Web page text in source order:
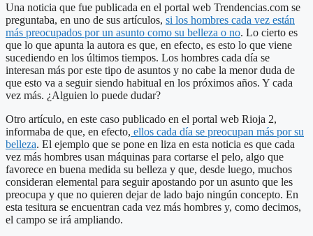
Una noticia que fue publicada en el portal web Trendencias.com se
preguntaba, en uno de sus artículos, si los hombres cada vez están
más preocupados por un asunto como su belleza o no. Lo cierto es
que lo que apunta la autora es que, en efecto, es esto lo que viene
sucediendo en los últimos tiempos. Los hombres cada día se
interesan más por este tipo de asuntos y no cabe la menor duda de
que esto va a seguir siendo habitual en los próximos años. Y cada
vez más. ¿Alguien lo puede dudar?
Otro artículo, en este caso publicado en el portal web Rioja 2,
informaba de que, en efecto, ellos cada día se preocupan más por su
belleza. El ejemplo que se pone en liza en esta noticia es que cada
vez más hombres usan máquinas para cortarse el pelo, algo que
favorece en buena medida su belleza y que, desde luego, muchos
consideran elemental para seguir apostando por un asunto que les
preocupa y que no quieren dejar de lado bajo ningún concepto. En
esta tesitura se encuentran cada vez más hombres y, como decimos,
el campo se irá ampliando.